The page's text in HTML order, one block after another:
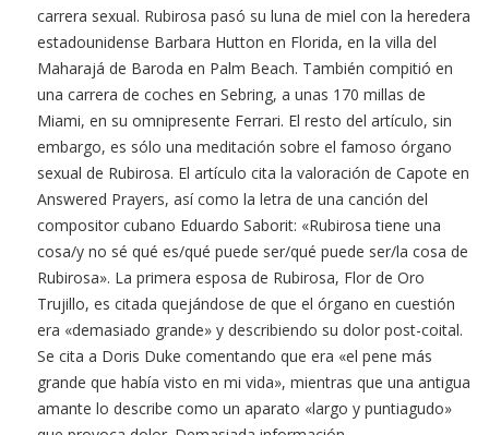
carrera sexual. Rubirosa pasó su luna de miel con la heredera
estadounidense Barbara Hutton en Florida, en la villa del
Maharajá de Baroda en Palm Beach. También compitió en
una carrera de coches en Sebring, a unas 170 millas de
Miami, en su omnipresente Ferrari. El resto del artículo, sin
embargo, es sólo una meditación sobre el famoso órgano
sexual de Rubirosa. El artículo cita la valoración de Capote en
Answered Prayers, así como la letra de una canción del
compositor cubano Eduardo Saborit: «Rubirosa tiene una
cosa/y no sé qué es/qué puede ser/qué puede ser/la cosa de
Rubirosa». La primera esposa de Rubirosa, Flor de Oro
Trujillo, es citada quejándose de que el órgano en cuestión
era «demasiado grande» y describiendo su dolor post-coital.
Se cita a Doris Duke comentando que era «el pene más
grande que había visto en mi vida», mientras que una antigua
amante lo describe como un aparato «largo y puntiagudo»